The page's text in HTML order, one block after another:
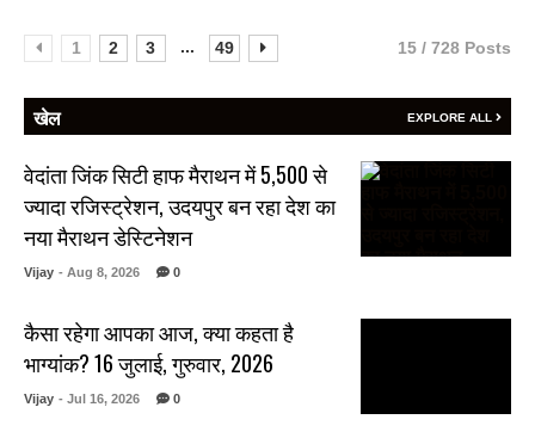
1 2 3 ... 49 15 / 728 Posts
खेल EXPLORE ALL
वेदांता जिंक सिटी हाफ मैराथन में 5,500 से
ज्यादा रजिस्ट्रेशन, उदयपुर बन रहा देश का
नया मैराथन डेस्टिनेशन
Vijay - Aug 8, 2026 0
कैसा रहेगा आपका आज, क्या कहता है
भाग्यांक? 16 जुलाई, गुरुवार, 2026
Vijay - Jul 16, 2026 0